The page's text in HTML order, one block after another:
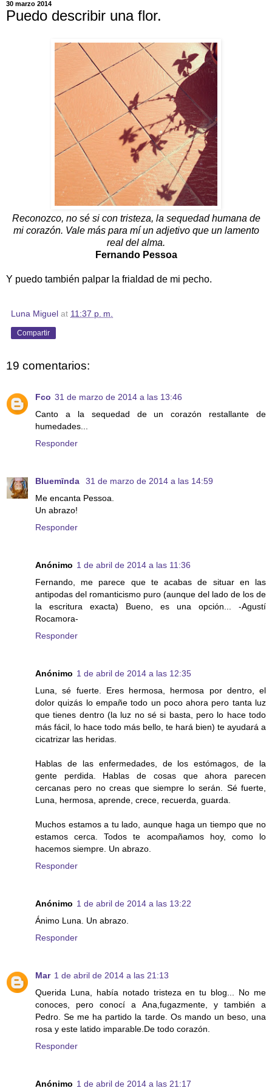
30 marzo 2014
Puedo describir una flor.
Reconozco, no sé si con tristeza, la sequedad humana de
mi corazón. Vale más para mí un adjetivo que un lamento
real del alma.
Fernando Pessoa
Y puedo también palpar la frialdad de mi pecho.
Luna Miguel at 11:37 p. m.
Compartir
19 comentarios:
Fco 31 de marzo de 2014 a las 13:46
Canto a la sequedad de un corazón restallante de
humedades...
Responder
Bluemīnda
31 de marzo de 2014 a las 14:59
Me encanta Pessoa.
Un abrazo!
Responder
Anónimo 1 de abril de 2014 a las 11:36
Fernando, me parece que te acabas de situar en las
antipodas del romanticismo puro (aunque del lado de los de
la escritura exacta) Bueno, es una opción... -Agustí
Rocamora-
Responder
Anónimo 1 de abril de 2014 a las 12:35
Luna, sé fuerte. Eres hermosa, hermosa por dentro, el
dolor quizás lo empañe todo un poco ahora pero tanta luz
que tienes dentro (la luz no sé si basta, pero lo hace todo
más fácil, lo hace todo más bello, te hará bien) te ayudará a
cicatrizar las heridas.
Hablas de las enfermedades, de los estómagos, de la
gente perdida. Hablas de cosas que ahora parecen
cercanas pero no creas que siempre lo serán. Sé fuerte,
Luna, hermosa, aprende, crece, recuerda, guarda.
Muchos estamos a tu lado, aunque haga un tiempo que no
estamos cerca. Todos te acompañamos hoy, como lo
hacemos siempre. Un abrazo.
Responder
Anónimo 1 de abril de 2014 a las 13:22
Ánimo Luna. Un abrazo.
Responder
Mar 1 de abril de 2014 a las 21:13
Querida Luna, había notado tristeza en tu blog... No me
conoces, pero conocí a Ana,fugazmente, y también a
Pedro. Se me ha partido la tarde. Os mando un beso, una
rosa y este latido imparable.De todo corazón.
Responder
Anónimo 1 de abril de 2014 a las 21:17